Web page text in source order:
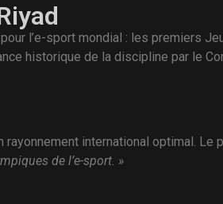
l’e-sport mondial : les premiers
historique de la discipline par le
international optimal. Le
de l’e-sport. »